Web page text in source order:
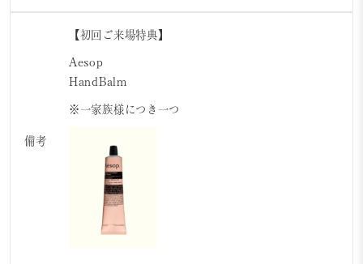
備考
【初回ご来場特典】
Aesop
HandBalm
※一家族様につき一つ